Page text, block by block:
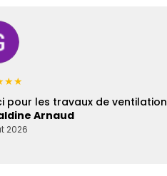
pour les travaux de ventilation
Arnaud
2026